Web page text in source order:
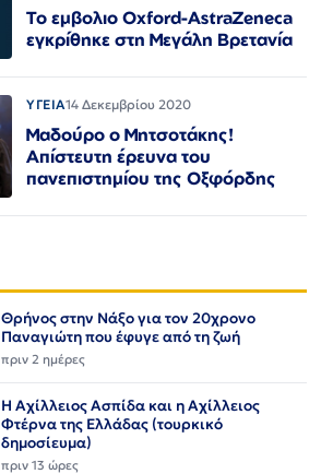
Το εμβολιο Oxford-AstraZeneca
εγκρίθηκε στη Μεγάλη Βρετανία
ΥΓΕΙΑ14 Δεκεμβρίου 2020
Μαδούρο ο Μητσοτάκης!
Απίστευτη έρευνα του
πανεπιστημίου της Οξφόρδης
Θρήνος στην Νάξο για τον 20χρονο
Παναγιώτη που έφυγε από τη ζωή
πριν 2 ημέρες
Η Αχίλλειος Ασπίδα και η Αχίλλειος
Φτέρνα της Ελλάδας (τουρκικό
δημοσίευμα)
πριν 13 ώρες